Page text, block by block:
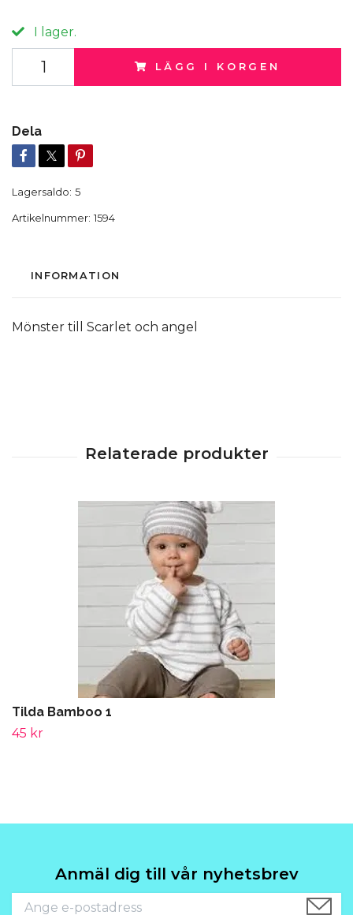
I lager.
LÄGG I KORGEN
Dela
Lagersaldo: 5
Artikelnummer: 1594
INFORMATION
Mönster till Scarlet och angel
Tilda Bamboo 1
45 kr
Anmäl dig till vår nyhetsbrev